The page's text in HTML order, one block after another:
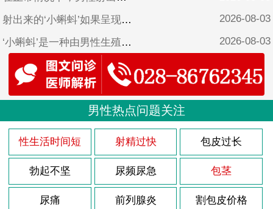
射出来的‘小蝌蚪’如果呈现块状，这可能是因为以下原因： 2026-08-03
‘小蝌蚪’是一种由男性生殖系统产生的细胞，通过射精的方式将其排出体外。而正常情况下，精液应该是透明的，有一定的黏稠度，颜色略带白色。然而，有些男性会发现，他们的精液有时候呈现出有色的果冻状。那么，这种情况是否正常呢？ 2026-08-03
射出的‘小蝌蚪’带血是一种不寻常的现象，它可能意味着存在某种健康问题或疾病。以下是可能导致射出‘小蝌蚪’带血的几种原因。
‘小蝌蚪’果冻状是指精液在射出后呈现凝固、黏稠、胶状或块状状态，通常与某些生理或疾病因素有关。 2026-08-03
精液是男性生殖系统的产物，其主要功能是将‘小蝌蚪’输送到女性体内，以实现受孕。正常情况下，精液呈淡有色或白色，具有较浓的粘性和黏性，以便维持‘小蝌蚪’在体内的存活和活动。然而，如果发现射出的精液有点发黄，可能是存在某些健康问题。
射出来的‘小蝌蚪’并非血液，而是一种液体，常常被称为精液或种子。它是由男性生殖系统中的几个部位（例如睾丸、前列腺、附睾、膀胱和尿道）共同产生的，其中包含着‘小蝌蚪’、蛋白质、糖类和其他成分。 2026-08-03
射出的精液是由‘小蝌蚪’和精浆组成的，在正常情况下颜色应该是白色或稍呈灰有色。如果精液呈现果冻状或黏稠状，可能是身体某些不健康的现象的表现。将为大家介绍一些如何调理果冻状的精液。 2026-08-03
射出来的‘小蝌蚪’全是血，这是一种罕见的病症，称为“血精病”或“血精切”。这种情况可能是由于以下几种原因引起的。 2026-08-03
近年来，随着人们生活水平的不断提高，年轻男性有着更高的工作压力和更繁忙的生活节奏，而这些因素不仅对身体造成了很大压力，也给男性带来了更多的心理负担。而35岁的男人，通常正处于状态，但如果突然出现阳痿症状，那么无疑会对他的身心健康造成的影响。 2026-08-02
男性热点问题关注
性生活时间短 射精过快 包皮过长
勃起不坚 尿频尿急 包茎
尿痛 前列腺炎 割包皮价格